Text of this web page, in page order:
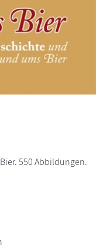
550 Abbildungen.